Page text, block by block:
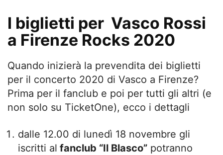
I biglietti per Vasco Rossi
a Firenze Rocks 2020
Quando inizierà la prevendita dei biglietti
per il concerto 2020 di Vasco a Firenze?
Prima per il fanclub e poi per tutti gli altri (e
non solo su TicketOne), ecco i dettagli
dalle 12.00 di lunedì 18 novembre gli
iscritti al fanclub “Il Blasco” potranno